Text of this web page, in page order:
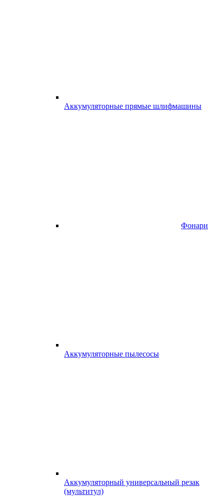
Аккумуляторные прямые шлифмашины
Фонари
Аккумуляторные пылесосы
Аккумуляторный универсальный резак
(мультитул)